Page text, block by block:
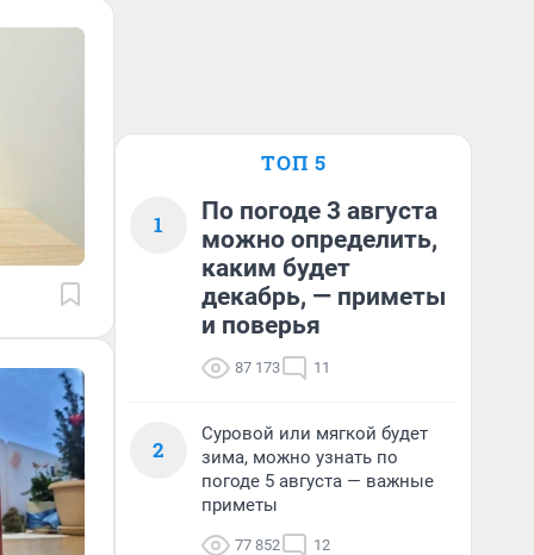
ТОП 5
1
По погоде 3 августа
можно определить,
каким будет
декабрь, — приметы
и поверья
87 173 11
2
Суровой или мягкой будет
зима, можно узнать по
погоде 5 августа — важные
приметы
77 852 12